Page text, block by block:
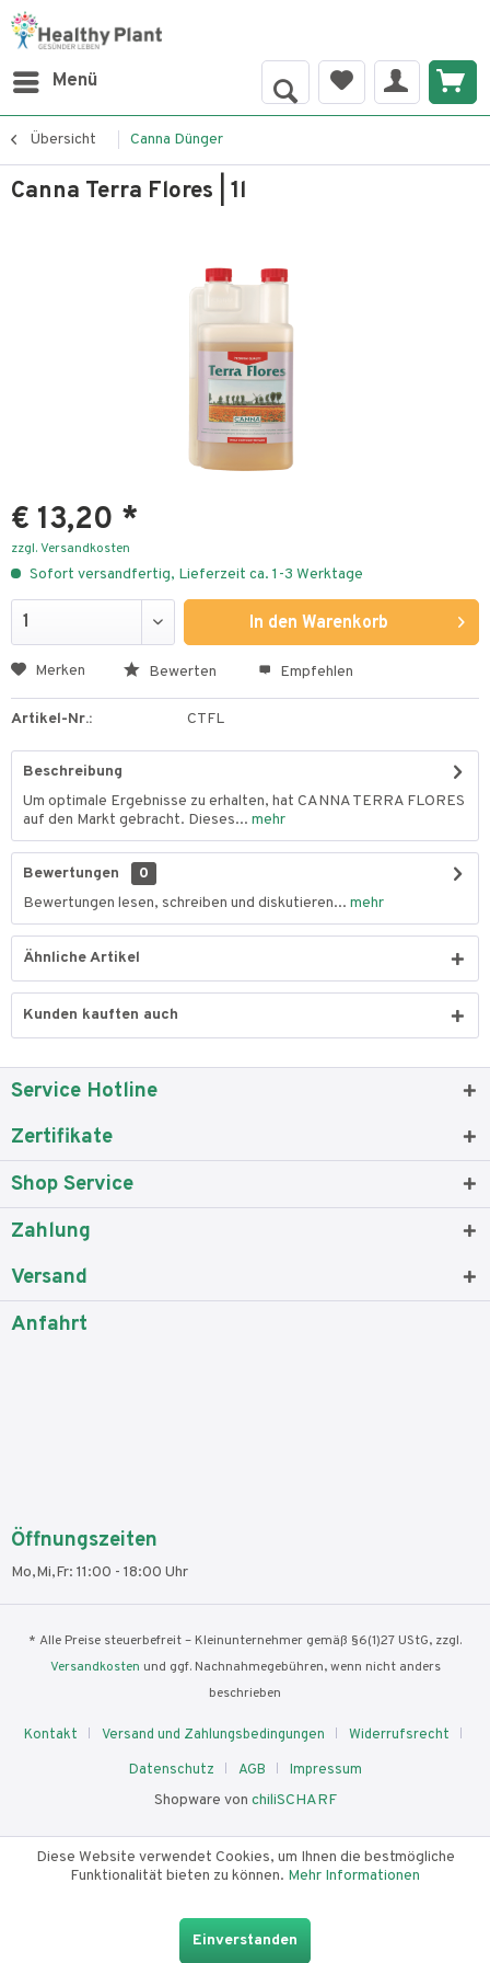
Menü
Übersicht Canna Dünger
Canna Terra Flores | 1l
€ 13,20 *
zzgl. Versandkosten
Sofort versandfertig, Lieferzeit ca. 1-3 Werktage
In den Warenkorb
Merken Bewerten Empfehlen
Artikel-Nr.: CTFL
Beschreibung
Um optimale Ergebnisse zu erhalten, hat CANNA TERRA FLORES
auf den Markt gebracht. Dieses... mehr
Bewertungen
0
Bewertungen lesen, schreiben und diskutieren... mehr
Ähnliche Artikel
Kunden kauften auch
Service Hotline
Zertifikate
Shop Service
Zahlung
Versand
Anfahrt
Öffnungszeiten
Mo,Mi,Fr: 11:00 - 18:00 Uhr
* Alle Preise steuerbefreit – Kleinunternehmer gemäß §6(1)27 UStG, zzgl.
Versandkosten und ggf. Nachnahmegebühren, wenn nicht anders
beschrieben
Kontakt Versand und Zahlungsbedingungen
Widerrufsrecht
Datenschutz
AGB Impressum
Shopware von chiliSCHARF
Diese Website verwendet Cookies, um Ihnen die bestmögliche
Funktionalität bieten zu können. Mehr Informationen
Einverstanden